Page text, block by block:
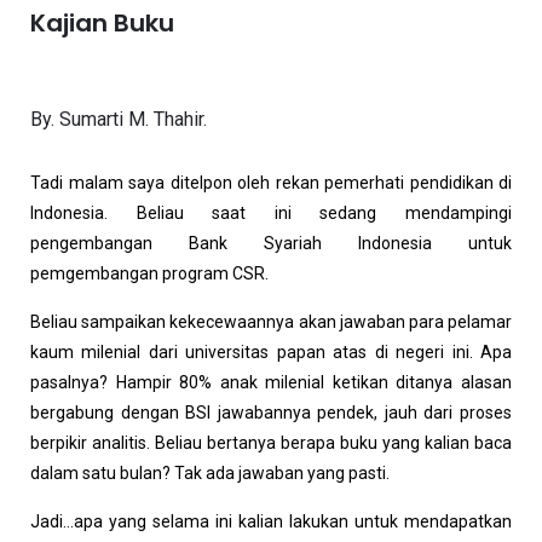
Kajian Buku
By. Sumarti M. Thahir.
Tadi malam saya ditelpon oleh rekan pemerhati pendidikan di
Indonesia. Beliau saat ini sedang mendampingi
pengembangan Bank Syariah Indonesia untuk
pemgembangan program CSR.
Beliau sampaikan kekecewaannya akan jawaban para pelamar
kaum milenial dari universitas papan atas di negeri ini. Apa
pasalnya? Hampir 80% anak milenial ketikan ditanya alasan
bergabung dengan BSI jawabannya pendek, jauh dari proses
berpikir analitis. Beliau bertanya berapa buku yang kalian baca
dalam satu bulan? Tak ada jawaban yang pasti.
Jadi…apa yang selama ini kalian lakukan untuk mendapatkan